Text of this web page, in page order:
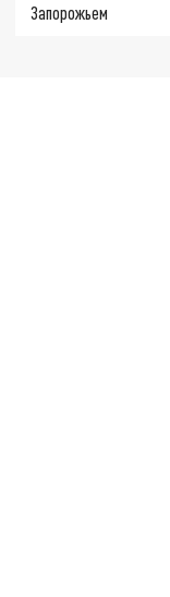
Запорожьем